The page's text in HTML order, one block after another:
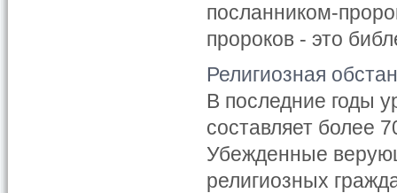
посланником-
пророков - это
Религиозная
В последние годы
составляет более
Убежденные
религиозных